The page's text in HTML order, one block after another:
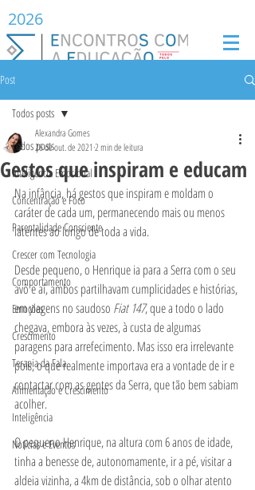
2026
Post
Todos posts
Inteligência Emocional
Concentração e Foco
Parentalidade Consciente
Crescer com Tecnologia
Comportamento
Emoções
Crescimento
Terapia da Fala
Alimentação e Crescimento
Inteligência
Notícias e Eventos
Todos posts
Gestos que inspiram e educam
Alexandra Gomes
26 de out. de 2021 2 min de leitura
Na infância, há gestos que inspiram e moldam o
caráter de cada um, permanecendo mais ou menos
latentes ao longo de toda a vida.
Desde pequeno, o Henrique ia para a Serra com o seu
avô e aí, ambos partilhavam cumplicidades e histórias,
em viagens no saudoso Fiat 147, que a todo o lado
chegava, embora às vezes, à custa de algumas
paragens para arrefecimento. Mas isso era irrelevante
pois, o que realmente importava era a vontade de ir e
contactar com as gentes da Serra, que tão bem sabiam
acolher.
O pequeno Henrique, na altura com 6 anos de idade,
tinha a benesse de, autonomamente, ir a pé, visitar a
aldeia vizinha, a 4km de distância, sob o olhar atento